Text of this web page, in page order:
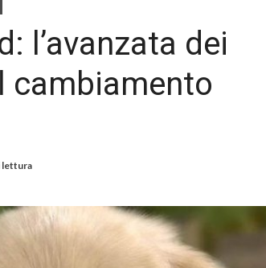
l’avanzata dei
cambiamento
lettura